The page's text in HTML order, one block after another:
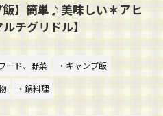
飯】簡単♪美味しい＊アヒ
チグリドル】
ード、野菜
・キャンプ飯
・鍋料理